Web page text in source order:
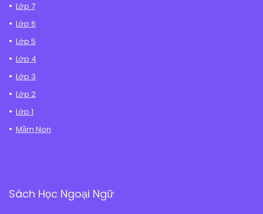
Lớp 7
Lớp 6
Lớp 5
Lớp 4
Lớp 3
Lớp 2
Lớp 1
Mầm Non
Sách Học Ngoại Ngữ